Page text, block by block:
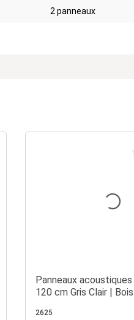
2 panneaux
Panneaux
120 cm Gris Clair |
2625